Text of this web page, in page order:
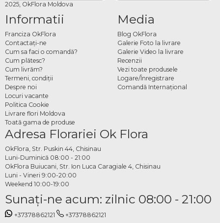
2025, OkFlora Moldova
Informatii
Franciza OkFlora
Contactaţi-ne
Cum sa faci o comandă?
Cum plătesc?
Cum livrăm?
Termeni, condiţii
Despre noi
Locuri vacante
Politica Cookie
Livrare flori Moldova
Toată gama de produse
Media
Blog OkFlora
Galerie Foto la livrare
Galerie Video la livrare
Recenzii
Vezi toate produsele
Logare/Înregistrare
Comandă Internațional
Adresa Florariei Ok Flora
OkFlora, Str. Puskin 44, Chisinau
Luni-Duminică 08:00 - 21:00
OkFlora Buiucani, Str. Ion Luca Caragiale 4, Chisinau
Luni - Vineri 9:00-20:00
Weekend 10:00-19:00
Sunaţi-ne acum: zilnic 08:00 - 21:00
+37378862121 +37378862121